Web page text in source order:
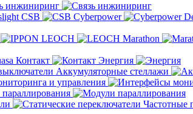
инжиниринг
CSB Cyberpower
LEOCH Marathon
Контакт
Энергия
Аккумуляторные стеллажи
и управления
Частотные